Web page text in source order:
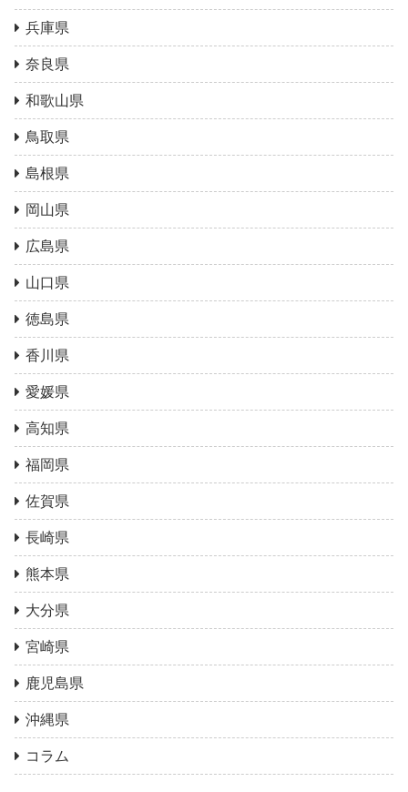
兵庫県
奈良県
和歌山県
鳥取県
島根県
岡山県
広島県
山口県
徳島県
香川県
愛媛県
高知県
福岡県
佐賀県
長崎県
熊本県
大分県
宮崎県
鹿児島県
沖縄県
コラム